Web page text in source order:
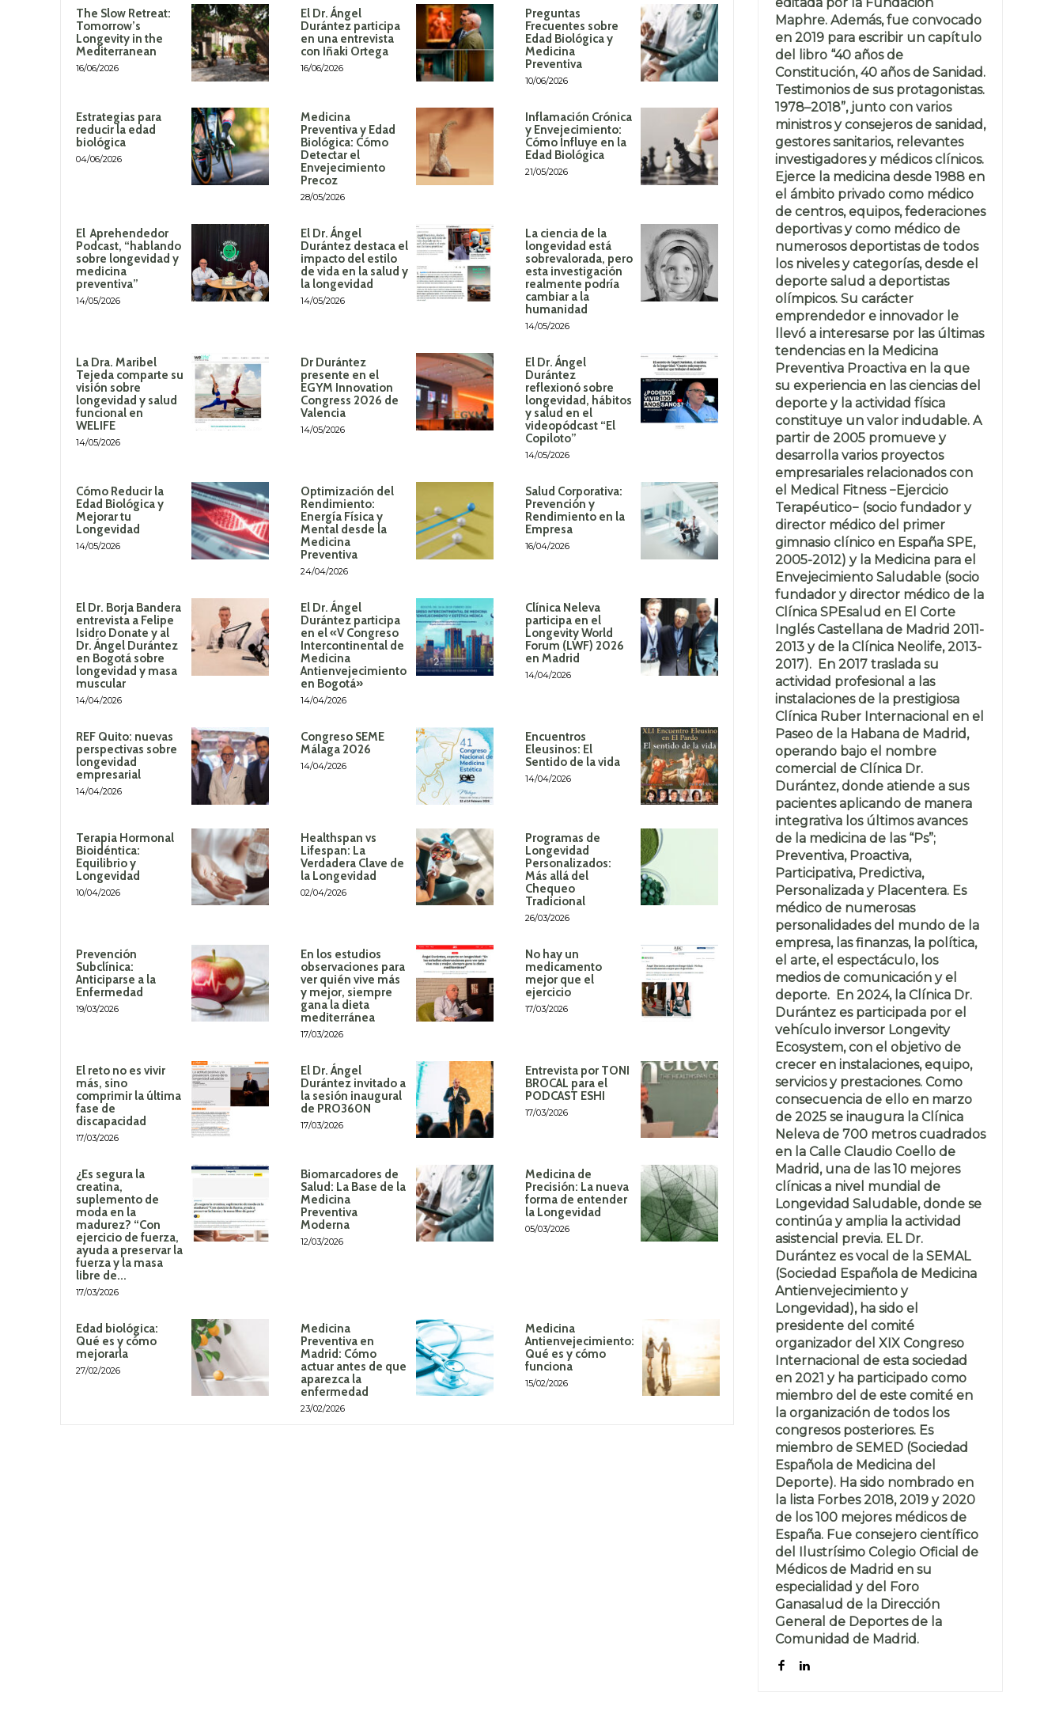
The Slow Retreat:
Tomorrow’s
Longevity in the
Mediterranean
16/06/2026
El Dr. Ángel
Durántez participa
en una entrevista
con Iñaki Ortega
16/06/2026
Preguntas
Frecuentes sobre
Edad Biológica y
Medicina
Preventiva
10/06/2026
Estrategias para
reducir la edad
biológica
04/06/2026
Medicina
Preventiva y Edad
Biológica: Cómo
Detectar el
Envejecimiento
Precoz
28/05/2026
Inflamación Crónica
y Envejecimiento:
Cómo Influye en la
Edad Biológica
21/05/2026
El Aprehendedor
Podcast, “hablando
sobre longevidad y
medicina
preventiva”
14/05/2026
El Dr. Ángel
Durántez destaca el
impacto del estilo
de vida en la salud y
la longevidad
14/05/2026
La ciencia de la
longevidad está
sobrevalorada, pero
esta investigación
realmente podría
cambiar a la
humanidad
14/05/2026
La Dra. Maribel
Tejeda comparte su
visión sobre
longevidad y salud
funcional en
WELIFE
14/05/2026
Dr Durántez
presente en el
EGYM Innovation
Congress 2026 de
Valencia
14/05/2026
El Dr. Ángel
Durántez
reflexionó sobre
longevidad, hábitos
y salud en el
videopódcast “El
Copiloto”
14/05/2026
Cómo Reducir la
Edad Biológica y
Mejorar tu
Longevidad
14/05/2026
Optimización del
Rendimiento:
Energía Física y
Mental desde la
Medicina
Preventiva
24/04/2026
Salud Corporativa:
Prevención y
Rendimiento en la
Empresa
16/04/2026
El Dr. Borja Bandera
entrevista a Felipe
Isidro Donate y al
Dr. Ángel Durántez
en Bogotá sobre
longevidad y masa
muscular
14/04/2026
El Dr. Ángel
Durántez participa
en el «V Congreso
Intercontinental de
Medicina
Antienvejecimiento
en Bogotá»
14/04/2026
Clínica Neleva
participa en el
Longevity World
Forum (LWF) 2026
en Madrid
14/04/2026
REF Quito: nuevas
perspectivas sobre
longevidad
empresarial
14/04/2026
Congreso SEME
Málaga 2026
14/04/2026
Encuentros
Eleusinos: El
Sentido de la vida
14/04/2026
Terapia Hormonal
Bioidéntica:
Equilibrio y
Longevidad
10/04/2026
Healthspan vs
Lifespan: La
Verdadera Clave de
la Longevidad
02/04/2026
Programas de
Longevidad
Personalizados:
Más allá del
Chequeo
Tradicional
26/03/2026
Prevención
Subclínica:
Anticiparse a la
Enfermedad
19/03/2026
En los estudios
observaciones para
ver quién vive más
y mejor, siempre
gana la dieta
mediterránea
17/03/2026
No hay un
medicamento
mejor que el
ejercicio
17/03/2026
El reto no es vivir
más, sino
comprimir la última
fase de
discapacidad
17/03/2026
El Dr. Ángel
Durántez invitado a
la sesión inaugural
de PRO360N
17/03/2026
Entrevista por TONI
BROCAL para el
PODCAST ESHI
17/03/2026
¿Es segura la
creatina,
suplemento de
moda en la
madurez? “Con
ejercicio de fuerza,
ayuda a preservar la
fuerza y la masa
libre de...
17/03/2026
Biomarcadores de
Salud: La Base de la
Medicina
Preventiva
Moderna
12/03/2026
Medicina de
Precisión: La nueva
forma de entender
la Longevidad
05/03/2026
Edad biológica:
Qué es y cómo
mejorarla
27/02/2026
Medicina
Preventiva en
Madrid: Cómo
actuar antes de que
aparezca la
enfermedad
23/02/2026
Medicina
Antienvejecimiento:
Qué es y cómo
funciona
15/02/2026
Maphre. Además, fue convocado
en 2019 para escribir un capítulo
del libro “40 años de
Constitución, 40 años de Sanidad.
Testimonios de sus protagonistas.
1978–2018”, junto con varios
ministros y consejeros de sanidad,
gestores sanitarios, relevantes
investigadores y médicos clínicos.
Ejerce la medicina desde 1988 en
el ámbito privado como médico
de centros, equipos, federaciones
deportivas y como médico de
numerosos deportistas de todos
los niveles y categorías, desde el
deporte salud a deportistas
olímpicos. Su carácter
emprendedor e innovador le
llevó a interesarse por las últimas
tendencias en la Medicina
Preventiva Proactiva en la que
su experiencia en las ciencias del
deporte y la actividad física
constituye un valor indudable. A
partir de 2005 promueve y
desarrolla varios proyectos
empresariales relacionados con
el Medical Fitness −Ejercicio
Terapéutico− (socio fundador y
director médico del primer
gimnasio clínico en España SPE,
2005-2012) y la Medicina para el
Envejecimiento Saludable (socio
fundador y director médico de la
Clínica SPEsalud en El Corte
Inglés Castellana de Madrid 2011-
2013 y de la Clínica Neolife, 2013-
2017). En 2017 traslada su
actividad profesional a las
instalaciones de la prestigiosa
Clínica Ruber Internacional en el
Paseo de la Habana de Madrid,
operando bajo el nombre
comercial de Clínica Dr.
Durántez, donde atiende a sus
pacientes aplicando de manera
integrativa los últimos avances
de la medicina de las “Ps”;
Preventiva, Proactiva,
Participativa, Predictiva,
Personalizada y Placentera. Es
médico de numerosas
personalidades del mundo de la
empresa, las finanzas, la política,
el arte, el espectáculo, los
medios de comunicación y el
deporte. En 2024, la Clínica Dr.
Durántez es participada por el
vehículo inversor Longevity
Ecosystem, con el objetivo de
crecer en instalaciones, equipo,
servicios y prestaciones. Como
consecuencia de ello en marzo
de 2025 se inaugura la Clínica
Neleva de 700 metros cuadrados
en la Calle Claudio Coello de
Madrid, una de las 10 mejores
clínicas a nivel mundial de
Longevidad Saludable, donde se
continúa y amplia la actividad
asistencial previa. EL Dr.
Durántez es vocal de la SEMAL
(Sociedad Española de Medicina
Antienvejecimiento y
Longevidad), ha sido el
presidente del comité
organizador del XIX Congreso
Internacional de esta sociedad
en 2021 y ha participado como
miembro del de este comité en
la organización de todos los
congresos posteriores. Es
miembro de SEMED (Sociedad
Española de Medicina del
Deporte). Ha sido nombrado en
la lista Forbes 2018, 2019 y 2020
de los 100 mejores médicos de
España. Fue consejero científico
del Ilustrísimo Colegio Oficial de
Médicos de Madrid en su
especialidad y del Foro
Ganasalud de la Dirección
General de Deportes de la
Comunidad de Madrid.